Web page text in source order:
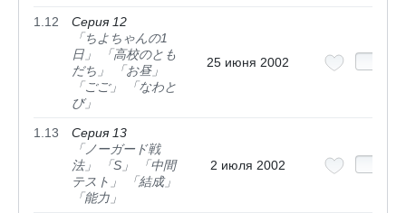
1.12
Серия 12
「ちよちゃんの1
日」 「高校のとも
だち」 「お昼」
「ごご」 「なわと
び」
25 июня 2002
1.13
Серия 13
「ノーガード戦
法」 「S」 「中間
テスト」 「結成」
「能力」
2 июля 2002